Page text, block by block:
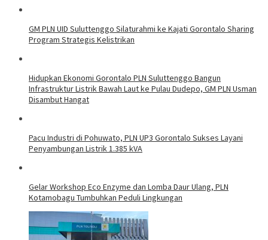
GM PLN UID Suluttenggo Silaturahmi ke Kajati Gorontalo Sharing
Program Strategis Kelistrikan
Hidupkan Ekonomi Gorontalo PLN Suluttenggo Bangun
Infrastruktur Listrik Bawah Laut ke Pulau Dudepo, GM PLN Usman
Disambut Hangat
Pacu Industri di Pohuwato, PLN UP3 Gorontalo Sukses Layani
Penyambungan Listrik 1.385 kVA
Gelar Workshop Eco Enzyme dan Lomba Daur Ulang, PLN
Kotamobagu Tumbuhkan Peduli Lingkungan